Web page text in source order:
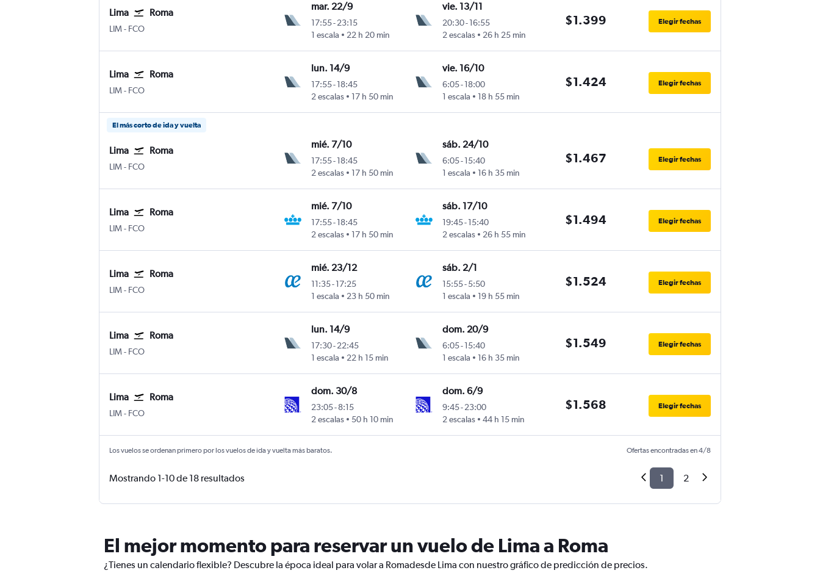
Lima Roma
LIM- FCO
mar. 22/9
17:55-23:15
1 escala
22 h 20 min
vie. 13/11
20:30-16:55
2 escalas
26 h 25 min
$1.399 Elegir fechas
Lima Roma
LIM- FCO
lun. 14/9
17:55-18:45
2 escalas
17 h 50 min
vie. 16/10
6:05-18:00
1 escala
18 h 55 min
$1.424 Elegir fechas
El más corto de ida y vuelta
Lima Roma
LIM- FCO
mié. 7/10
17:55-18:45
2 escalas
17 h 50 min
sáb. 24/10
6:05-15:40
1 escala
16 h 35 min
$1.467 Elegir fechas
Lima Roma
LIM- FCO
mié. 7/10
17:55-18:45
2 escalas
17 h 50 min
sáb. 17/10
19:45-15:40
2 escalas
26 h 55 min
$1.494 Elegir fechas
Lima Roma
LIM- FCO
mié. 23/12
11:35-17:25
1 escala
23 h 50 min
sáb. 2/1
15:55-5:50
1 escala
19 h 55 min
$1.524 Elegir fechas
Lima Roma
LIM- FCO
lun. 14/9
17:30-22:45
1 escala
22 h 15 min
dom. 20/9
6:05-15:40
1 escala
16 h 35 min
$1.549 Elegir fechas
Lima Roma
LIM- FCO
dom. 30/8
23:05-8:15
2 escalas
50 h 10 min
dom. 6/9
9:45-23:00
2 escalas
44 h 15 min
$1.568 Elegir fechas
Los vuelos se ordenan primero por los vuelos de ida y vuelta más baratos. Ofertas encontradas en 4/8
Mostrando 1-10 de 18 resultados 1 2
El mejor momento para reservar un vuelo de Lima a Roma
¿Tienes un calendario flexible? Descubre la época ideal para volar a Romadesde Lima con nuestro gráfico de predicción de precios.